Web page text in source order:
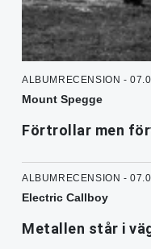
ALBUMRECENSION -
Mount Spegge
Förtrollar men
ALBUMRECENSION -
Electric Callboy
Metallen står i